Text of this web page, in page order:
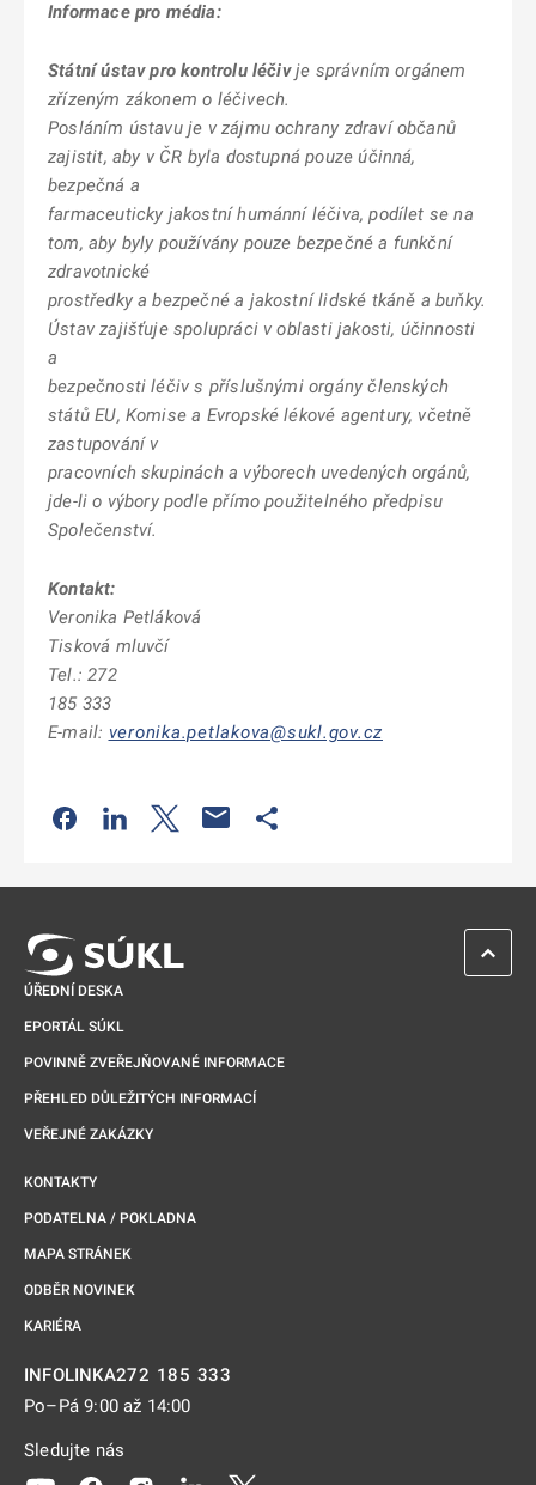
Informace pro média:
Státní ústav pro kontrolu léčiv je správním orgánem
zřízeným zákonem o léčivech.
Posláním ústavu je v zájmu ochrany zdraví občanů
zajistit, aby v ČR byla dostupná pouze účinná,
bezpečná a
farmaceuticky jakostní humánní léčiva, podílet se na
tom, aby byly používány pouze bezpečné a funkční
zdravotnické
prostředky a bezpečné a jakostní lidské tkáně a buňky.
Ústav zajišťuje spolupráci v oblasti jakosti, účinnosti
a
bezpečnosti léčiv s příslušnými orgány členských
států EU, Komise a Evropské lékové agentury, včetně
zastupování v
pracovních skupinách a výborech uvedených orgánů,
jde-li o výbory podle přímo použitelného předpisu
Společenství.
Kontakt:
Veronika Petláková
Tisková mluvčí
Tel.: 272
185 333
E-mail: veronika.petlakova@sukl.gov.cz
Odkaz se otevře na nové kartě
Odkaz se otevře na nové kartě
Odkaz se otevře na nové kartě
ÚŘEDNÍ DESKA
EPORTÁL SÚKL
POVINNĚ ZVEŘEJŇOVANÉ INFORMACE
PŘEHLED DŮLEŽITÝCH INFORMACÍ
VEŘEJNÉ ZAKÁZKY
KONTAKTY
PODATELNA / POKLADNA
MAPA STRÁNEK
ODBĚR NOVINEK
KARIÉRA
INFOLINKA272 185 333
Po–Pá 9:00 až 14:00
Sledujte nás
ZPĚT